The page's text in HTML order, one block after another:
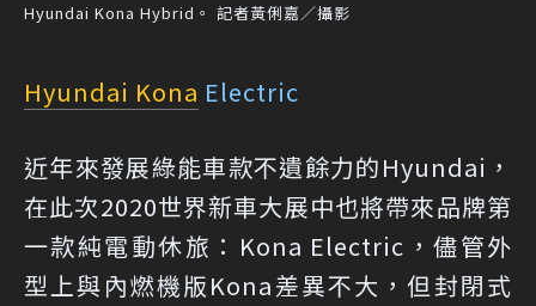
Hyundai Kona Hybrid。 記者黃俐嘉／攝影
Hyundai Kona Electric
近年來發展綠能車款不遺餘力的Hyundai，
在此次2020世界新車大展中也將帶來品牌第
一款純電動休旅：Kona Electric，儘管外
型上與內燃機版Kona差異不大，但封閉式